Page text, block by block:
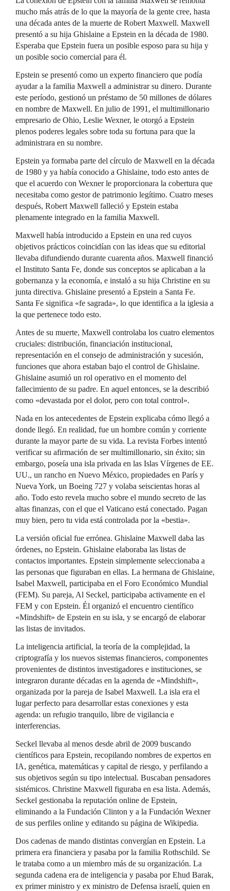
mucho más atrás de lo que la mayoría de la gente cree, hasta
una década antes de la muerte de Robert Maxwell. Maxwell
presentó a su hija Ghislaine a Epstein en la década de 1980.
Esperaba que Epstein fuera un posible esposo para su hija y
un posible socio comercial para él.
Epstein se presentó como un experto financiero que podía
ayudar a la familia Maxwell a administrar su dinero. Durante
este período, gestionó un préstamo de 50 millones de dólares
en nombre de Maxwell. En julio de 1991, el multimillonario
empresario de Ohio, Leslie Wexner, le otorgó a Epstein
plenos poderes legales sobre toda su fortuna para que la
administrara en su nombre.
Epstein ya formaba parte del círculo de Maxwell en la década
de 1980 y ya había conocido a Ghislaine, todo esto antes de
que el acuerdo con Wexner le proporcionara la cobertura que
necesitaba como gestor de patrimonio legítimo. Cuatro meses
después, Robert Maxwell falleció y Epstein estaba
plenamente integrado en la familia Maxwell.
Maxwell había introducido a Epstein en una red cuyos
objetivos prácticos coincidían con las ideas que su editorial
llevaba difundiendo durante cuarenta años. Maxwell financió
el Instituto Santa Fe, donde sus conceptos se aplicaban a la
gobernanza y la economía, e instaló a su hija Christine en su
junta directiva. Ghislaine presentó a Epstein a Santa Fe.
Santa Fe significa «fe sagrada», lo que identifica a la iglesia a
la que pertenece todo esto.
Antes de su muerte, Maxwell controlaba los cuatro elementos
cruciales: distribución, financiación institucional,
representación en el consejo de administración y sucesión,
funciones que ahora estaban bajo el control de Ghislaine.
Ghislaine asumió un rol operativo en el momento del
fallecimiento de su padre. En aquel entonces, se la describió
como «devastada por el dolor, pero con total control».
Nada en los antecedentes de Epstein explicaba cómo llegó a
donde llegó. En realidad, fue un hombre común y corriente
durante la mayor parte de su vida. La revista Forbes intentó
verificar su afirmación de ser multimillonario, sin éxito; sin
embargo, poseía una isla privada en las Islas Vírgenes de EE.
UU., un rancho en Nuevo México, propiedades en París y
Nueva York, un Boeing 727 y volaba seiscientas horas al
año. Todo esto revela mucho sobre el mundo secreto de las
altas finanzas, con el que el Vaticano está conectado. Pagan
muy bien, pero tu vida está controlada por la «bestia».
La versión oficial fue errónea. Ghislaine Maxwell daba las
órdenes, no Epstein. Ghislaine elaboraba las listas de
contactos importantes. Epstein simplemente seleccionaba a
las personas que figuraban en ellas. La hermana de Ghislaine,
Isabel Maxwell, participaba en el Foro Económico Mundial
(FEM). Su pareja, Al Seckel, participaba activamente en el
FEM y con Epstein. Él organizó el encuentro científico
«Mindshift» de Epstein en su isla, y se encargó de elaborar
las listas de invitados.
La inteligencia artificial, la teoría de la complejidad, la
criptografía y los nuevos sistemas financieros, componentes
provenientes de distintos investigadores e instituciones, se
integraron durante décadas en la agenda de «Mindshift»,
organizada por la pareja de Isabel Maxwell. La isla era el
lugar perfecto para desarrollar estas conexiones y esta
agenda: un refugio tranquilo, libre de vigilancia e
interferencias.
Seckel llevaba al menos desde abril de 2009 buscando
científicos para Epstein, recopilando nombres de expertos en
IA, genética, matemáticas y capital de riesgo, y perfilando a
sus objetivos según su tipo intelectual. Buscaban pensadores
sistémicos. Christine Maxwell figuraba en esa lista. Además,
Seckel gestionaba la reputación online de Epstein,
eliminando a la Fundación Clinton y a la Fundación Wexner
de sus perfiles online y editando su página de Wikipedia.
Dos cadenas de mando distintas convergían en Epstein. La
primera era financiera y pasaba por la familia Rothschild. Se
le trataba como a un miembro más de su organización. La
segunda cadena era de inteligencia y pasaba por Ehud Barak,
ex primer ministro y ex ministro de Defensa israelí, quien en